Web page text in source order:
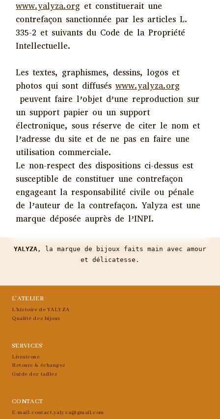
www.yalyza.org et constituerait une
contrefaçon sanctionnée par les articles L.
335-2 et suivants du Code de la Propriété
Intellectuelle.
Les textes, graphismes, dessins, logos et
photos qui sont diffusés www.yalyza.org
peuvent faire l’objet d’une reproduction sur
un support papier ou un support
électronique, sous réserve de citer le nom et
l’adresse du site et de ne pas en faire une
utilisation commerciale.
Le non-respect des dispositions ci-dessus est
susceptible de constituer une contrefaçon
engageant la responsabilité civile ou pénale
de l’auteur de la contrefaçon. Yalyza est une
marque déposée auprès de l’INPI.
YALYZA , la marque de bijoux faits main avec amour
et délicatesse.
L’ATELIER
L’histoire de YALYZA
Qualité des bijoux
SERVICES
Livraisons
Retours & échanges
Guide des tailles
CONTACT
E-mail: contact.yalyza@gmail.com